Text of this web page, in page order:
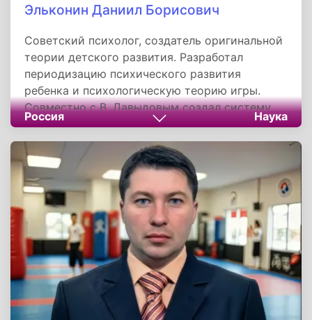
Эльконин Даниил Борисович
Советский психолог, создатель оригинальной
теории детского развития. Разработал
периодизацию психического развития
ребенка и психологическую теорию игры.
Совместно с В. Давыдовым создал систему
развивающего обучения, где дети открывают
знания через решение задач, а не получают их
в готовом виде. Эта система официально
используется в российском образовании, а
его работа "Психология игры" остается
фундаментальным трудом. Уникальность
Эльконина — в умении сохранить научные
традиции школы Выготского в сложнейших
исторических условиях и создать практико-
ориентированные теории, актуальные
сегодня.
Россия Наука